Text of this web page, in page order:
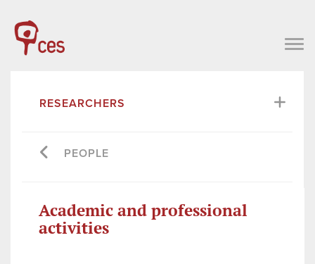
RESEARCHERS
PEOPLE
Academic and professional
activities